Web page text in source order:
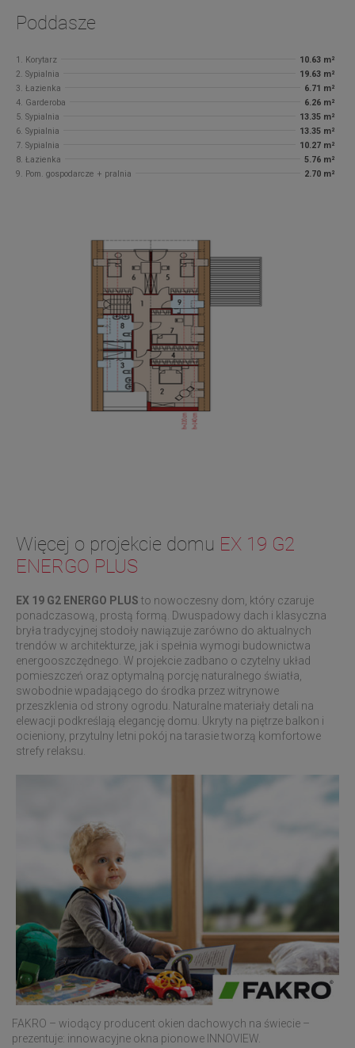
Poddasze
1. Korytarz
10.63 m²
2. Sypialnia
19.63 m²
3. Łazienka
6.71 m²
4. Garderoba
6.26 m²
5. Sypialnia
13.35 m²
6. Sypialnia
13.35 m²
7. Sypialnia
10.27 m²
8. Łazienka
5.76 m²
9. Pom. gospodarcze + pralnia
2.70 m²
Więcej o projekcie domu EX 19 G2
ENERGO PLUS
EX 19 G2 ENERGO PLUS to nowoczesny dom, który czaruje
ponadczasową, prostą formą. Dwuspadowy dach i klasyczna
bryła tradycyjnej stodoły nawiązuje zarówno do aktualnych
trendów w architekturze, jak i spełnia wymogi budownictwa
energooszczędnego. W projekcie zadbano o czytelny układ
pomieszczeń oraz optymalną porcję naturalnego światła,
swobodnie wpadającego do środka przez witrynowe
przeszklenia od strony ogrodu. Naturalne materiały detali na
elewacji podkreślają elegancję domu. Ukryty na piętrze balkon i
ocieniony, przytulny letni pokój na tarasie tworzą komfortowe
strefy relaksu.
FAKRO – wiodący producent okien dachowych na świecie –
prezentuje: innowacyjne okna pionowe INNOVIEW.